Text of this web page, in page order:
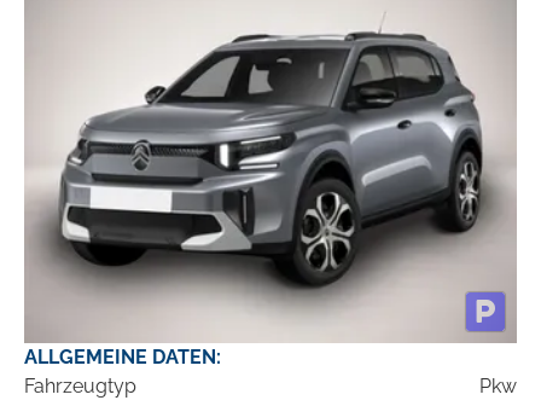
ALLGEMEINE DATEN:
Fahrzeugtyp
Pkw